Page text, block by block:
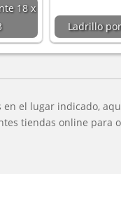
18 x
Ladrillo
en el lugar indicado,
tiendas online